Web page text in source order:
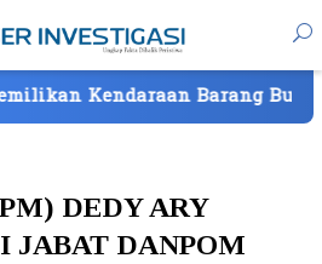
Barang Bukti Atas Nama
DEDY ARY
JABAT DANPOM